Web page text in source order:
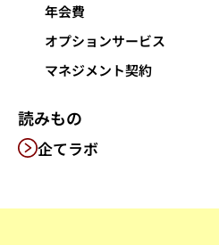
年会費
オプションサービス
マネジメント契約
読みもの
企てラボ